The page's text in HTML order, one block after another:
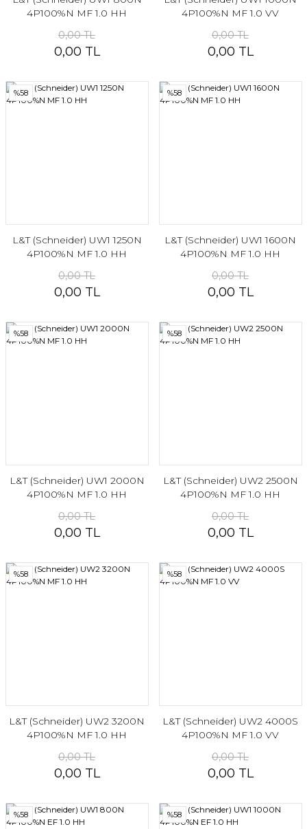
4P100%N MF 1.0 HH
0,00 TL
0,00 TL
4P100%N MF 1.0 VV
0,00 TL
0,00 TL
%58
L&T (Schneider) UW1 1250N
4P100%N MF 1.0 HH
0,00 TL
0,00 TL
%58
L&T (Schneider) UW1 1600N
4P100%N MF 1.0 HH
0,00 TL
0,00 TL
%58
L&T (Schneider) UW1 2000N
4P100%N MF 1.0 HH
0,00 TL
0,00 TL
%58
L&T (Schneider) UW2 2500N
4P100%N MF 1.0 HH
0,00 TL
0,00 TL
%58
L&T (Schneider) UW2 3200N
4P100%N MF 1.0 HH
0,00 TL
0,00 TL
%58
L&T (Schneider) UW2 4000S
4P100%N MF 1.0 VV
0,00 TL
0,00 TL
%58 %58